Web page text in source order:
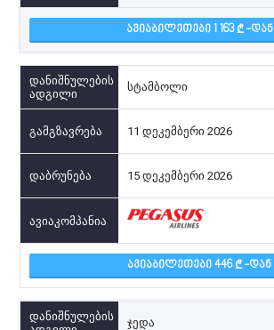
ᲐᲕᲘᲐᲑᲘᲚᲔᲗᲔᲑᲘ 1 163 -ᲓᲐᲜ
სტამბოლი
11 დეკემბერი 2026
15 დეკემბერი 2026
ᲐᲕᲘᲐᲑᲘᲚᲔᲗᲔᲑᲘ 446 -ᲓᲐᲜ
ჯედა